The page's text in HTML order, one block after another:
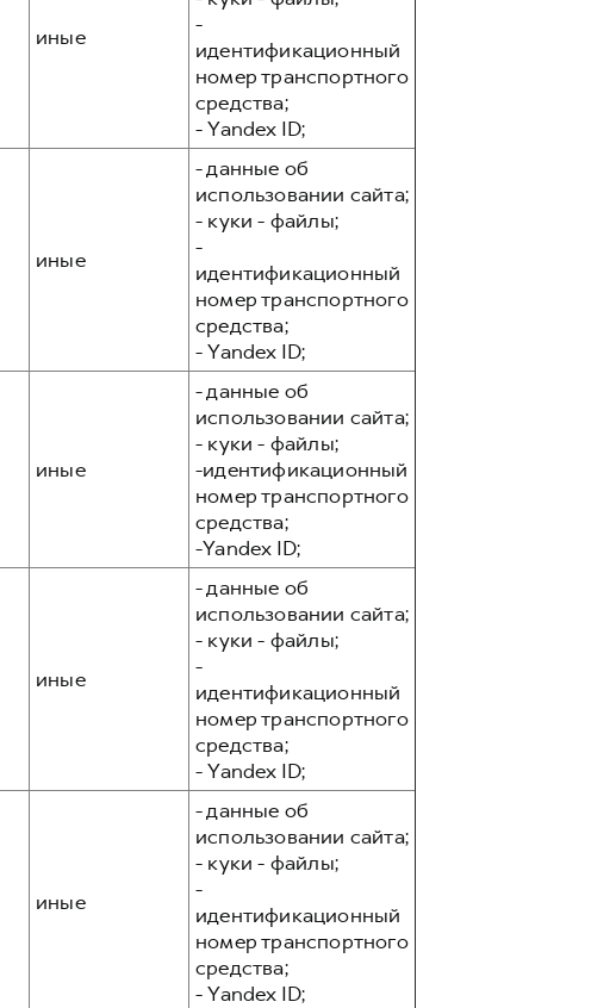
иные
-
идентификационный
номер транспортного
средства;
- Yandex ID;
иные
- данные об
использовании сайта;
- куки - файлы;
-
идентификационный
номер транспортного
средства;
- Yandex ID;
иные
- данные об
использовании сайта;
- куки - файлы;
-идентификационный
номер транспортного
средства;
-Yandex ID;
иные
- данные об
использовании сайта;
- куки - файлы;
-
идентификационный
номер транспортного
средства;
- Yandex ID;
иные
- данные об
использовании сайта;
- куки - файлы;
-
идентификационный
номер транспортного
средства;
- Yandex ID;